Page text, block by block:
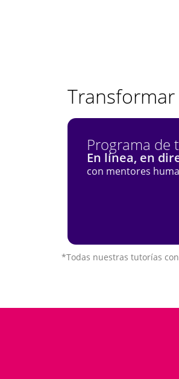
Programa de
En línea, en
con mentores
*Todas nuestras tutorías